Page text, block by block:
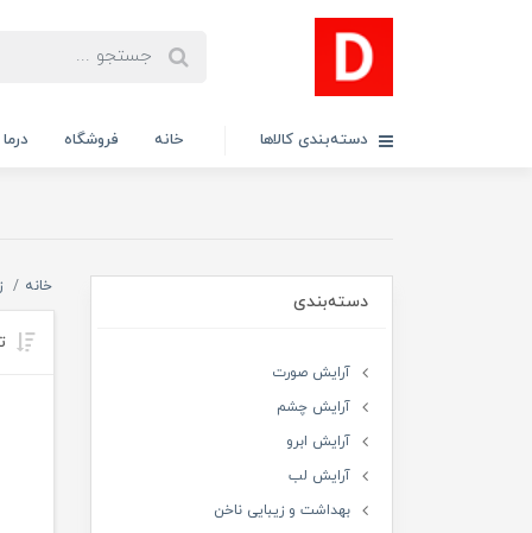
دسته‌بندی کالاها خانه فروشگاه
دسته‌بندی
آرایش صورت
آرایش چشم
آرایش ابرو
آرایش لب
بهداشت و زیبایی ناخن
خانه